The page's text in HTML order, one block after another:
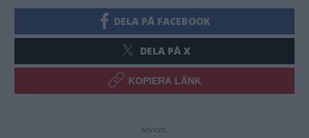
DELA PÅ FACEBOOK
DELA PÅ X
KOPIERA LÄNK
Annons: